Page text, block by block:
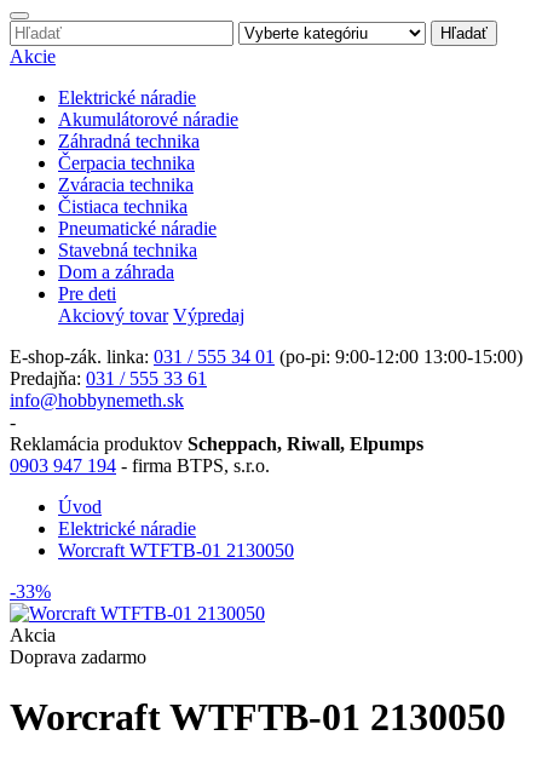
Hľadať
Akcie
Elektrické náradie
Akumulátorové náradie
Záhradná technika
Čerpacia technika
Zváracia technika
Čistiaca technika
Pneumatické náradie
Stavebná technika
Dom a záhrada
Pre deti
Akciový tovar Výpredaj
E-shop-zák. linka: 031 / 555 34 01 (po-pi: 9:00-12:00 13:00-15:00)
Predajňa: 031 / 555 33 61
info@hobbynemeth.sk
-
Reklamácia produktov Scheppach, Riwall, Elpumps
0903 947 194 - firma BTPS, s.r.o.
Úvod
Elektrické náradie
Worcraft WTFTB-01 2130050
-33%
Akcia
Doprava zadarmo
Worcraft WTFTB-01 2130050